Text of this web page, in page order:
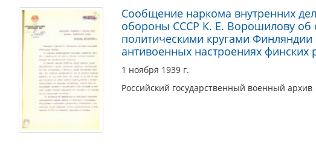
Сообщение наркома внутренних
обороны СССР К. Е. Ворошилову об
политическими кругами
антивоенных настроениях финских
1 ноября 1939 г.
Российский государственный военный архив